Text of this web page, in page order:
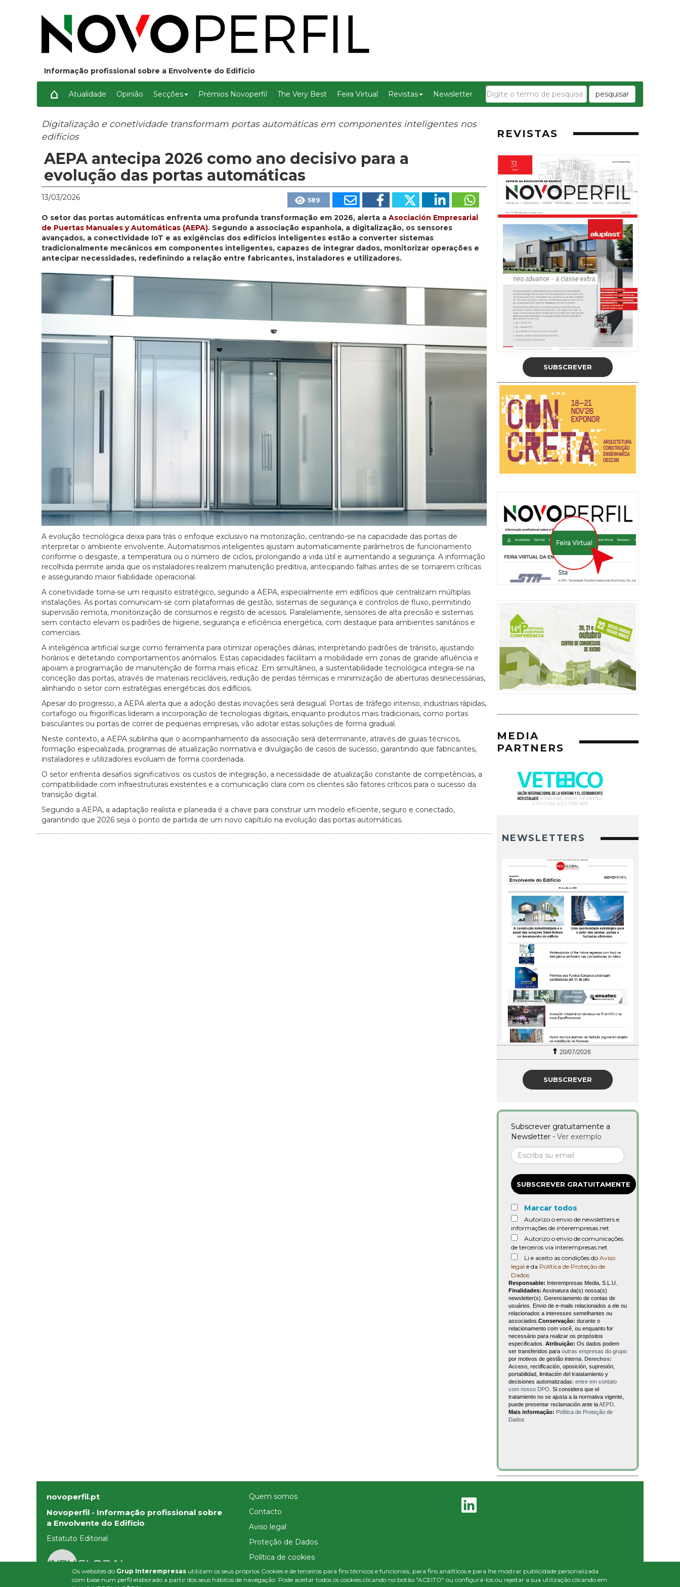
Os websites do Grup Interempresas utilizam os seus próprios Cookies e de terceiros para fins técnicos e funcionais, para fins analíticos e para lhe mostrar publicidade personalizada
com base num perfil elaborado a partir dos seus hábitos de navegação. Pode aceitar todos os cookies clicando no botão "ACEITO" ou configurá-los ou rejeitar a sua utilização clicando em
Informação profissional sobre a Envolvente do Edifício
Atualidade Opinião Secções Prémios Novoperfil The Very Best Feira Virtual Revistas Newsletter pesquisar
Digitalização e conetividade transformam portas automáticas em componentes inteligentes nos
edifícios
AEPA antecipa 2026 como ano decisivo para a
evolução das portas automáticas
13/03/2026 589
O setor das portas automáticas enfrenta uma profunda transformação em 2026, alerta a Asociación Empresarial
de Puertas Manuales y Automáticas (AEPA). Segundo a associação espanhola, a digitalização, os sensores
avançados, a conectividade IoT e as exigências dos edifícios inteligentes estão a converter sistemas
tradicionalmente mecânicos em componentes inteligentes, capazes de integrar dados, monitorizar operações e
antecipar necessidades, redefinindo a relação entre fabricantes, instaladores e utilizadores.
A evolução tecnológica deixa para trás o enfoque exclusivo na motorização, centrando-se na capacidade das portas de
interpretar o ambiente envolvente. Automatismos inteligentes ajustam automaticamente parâmetros de funcionamento
conforme o desgaste, a temperatura ou o número de ciclos, prolongando a vida útil e aumentando a segurança. A informação
recolhida permite ainda que os instaladores realizem manutenção preditiva, antecipando falhas antes de se tornarem críticas
e assegurando maior fiabilidade operacional.
A conetividade torna-se um requisito estratégico, segundo a AEPA, especialmente em edifícios que centralizam múltiplas
instalações. As portas comunicam-se com plataformas de gestão, sistemas de segurança e controlos de fluxo, permitindo
supervisão remota, monitorização de consumos e registo de acessos. Paralelamente, sensores de alta precisão e sistemas
sem contacto elevam os padrões de higiene, segurança e eficiência energética, com destaque para ambientes sanitários e
comerciais.
A inteligência artificial surge como ferramenta para otimizar operações diárias, interpretando padrões de trânsito, ajustando
horários e detetando comportamentos anómalos. Estas capacidades facilitam a mobilidade em zonas de grande afluência e
apoiam a programação de manutenção de forma mais eficaz. Em simultâneo, a sustentabilidade tecnológica integra-se na
conceção das portas, através de materiais recicláveis, redução de perdas térmicas e minimização de aberturas desnecessárias,
alinhando o setor com estratégias energéticas dos edifícios.
Apesar do progresso, a AEPA alerta que a adoção destas inovações será desigual. Portas de tráfego intenso, industriais rápidas,
cortafogo ou frigoríficas lideram a incorporação de tecnologias digitais, enquanto produtos mais tradicionais, como portas
basculantes ou portas de correr de pequenas empresas, vão adotar estas soluções de forma gradual.
Neste contexto, a AEPA sublinha que o acompanhamento da associação será determinante, através de guias técnicos,
formação especializada, programas de atualização normativa e divulgação de casos de sucesso, garantindo que fabricantes,
instaladores e utilizadores evoluam de forma coordenada.
O setor enfrenta desafios significativos: os custos de integração, a necessidade de atualização constante de competências, a
compatibilidade com infraestruturas existentes e a comunicação clara com os clientes são fatores críticos para o sucesso da
transição digital.
Segundo a AEPA, a adaptação realista e planeada é a chave para construir um modelo eficiente, seguro e conectado,
garantindo que 2026 seja o ponto de partida de um novo capítulo na evolução das portas automáticas.
REVISTAS
SUBSCREVER
MEDIA
PARTNERS
NEWSLETTERS
20/07/2026
SUBSCREVER
Subscrever gratuitamente a
Newsletter - Ver exemplo
SUBSCREVER GRATUITAMENTE
Marcar todos
Autorizo o envio de newsletters e
informações de interempresas.net
Autorizo o envio de comunicações
de terceiros via interempresas.net
Li e aceito as condições do Aviso
legal e da Política de Proteção de
Dados
Responsable: Interempresas Media, S.L.U.
Finalidades: Assinatura da(s) nossa(s)
newsletter(s). Gerenciamento de contas de
usuários. Envio de e-mails relacionados a ele ou
relacionados a interesses semelhantes ou
associados. Conservação: durante o
relacionamento com você, ou enquanto for
necessário para realizar os propósitos
especificados. Atribuição: Os dados podem
ser transferidos para outras empresas do grupo
por motivos de gestão interna. Derechos:
Acceso, rectificación, oposición, supresión,
portabilidad, limitación del tratatamiento y
decisiones automatizadas: entre em contato
com nosso DPO . Si considera que el
tratamiento no se ajusta a la normativa vigente,
puede presentar reclamación ante laAEPD
Mais informação: Política de Proteção de
Dados
novoperfil.pt
Novoperfil - Informação profissional sobre
a Envolvente do Edifício
Estatuto Editorial
Quem somos
Contacto
Aviso legal
Proteção de Dados
Política de cookies
Política de Privacidade Nas Redes Sociais